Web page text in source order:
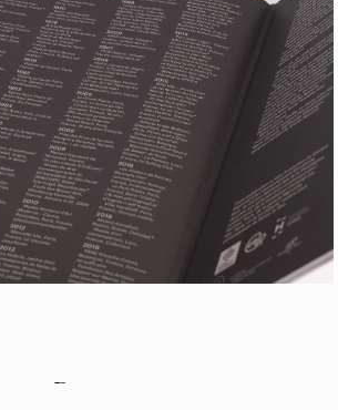
Retour